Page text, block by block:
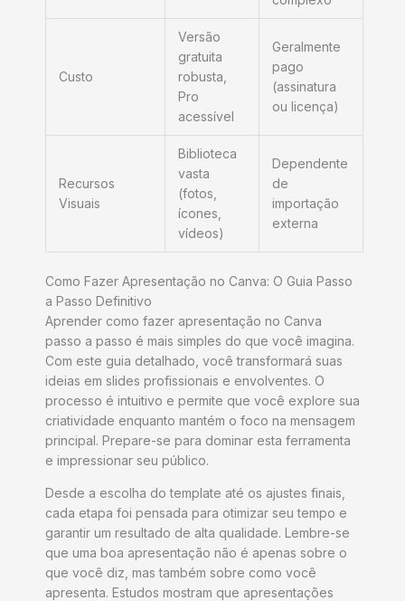
Custo
Versão
gratuita
robusta,
Pro
acessível
Geralmente
pago
(assinatura
ou licença)
Recursos
Visuais
Biblioteca
vasta
(fotos,
ícones,
vídeos)
Dependente
de
importação
externa
Como Fazer Apresentação no Canva: O Guia Passo
a Passo Definitivo
Aprender como fazer apresentação no Canva
passo a passo é mais simples do que você imagina.
Com este guia detalhado, você transformará suas
ideias em slides profissionais e envolventes. O
processo é intuitivo e permite que você explore sua
criatividade enquanto mantém o foco na mensagem
principal. Prepare-se para dominar esta ferramenta
e impressionar seu público.
Desde a escolha do template até os ajustes finais,
cada etapa foi pensada para otimizar seu tempo e
garantir um resultado de alta qualidade. Lembre-se
que uma boa apresentação não é apenas sobre o
que você diz, mas também sobre como você
apresenta. Estudos mostram que apresentações